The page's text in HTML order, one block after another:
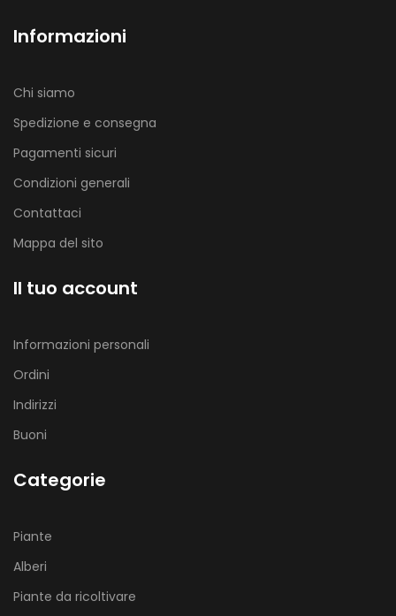
Informazioni
Chi siamo
Spedizione e consegna
Pagamenti sicuri
Condizioni generali
Contattaci
Mappa del sito
Il tuo account
Informazioni personali
Ordini
Indirizzi
Buoni
Categorie
Piante
Alberi
Piante da ricoltivare